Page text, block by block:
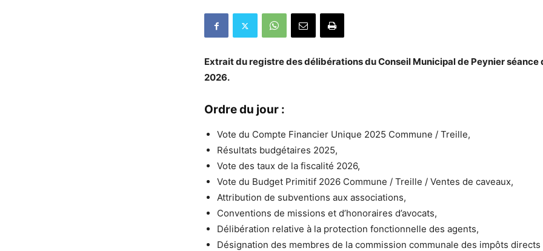
Extrait du registre des délibérations du Conseil Municipal de Peynier séance
2026.
Ordre du jour :
Vote du Compte Financier Unique 2025 Commune / Treille,
Résultats budgétaires 2025,
Vote des taux de la fiscalité 2026,
Vote du Budget Primitif 2026 Commune / Treille / Ventes de caveaux,
Attribution de subventions aux associations,
Conventions de missions et d’honoraires d’avocats,
Délibération relative à la protection fonctionnelle des agents,
Désignation des membres de la commission communale des impôts directs